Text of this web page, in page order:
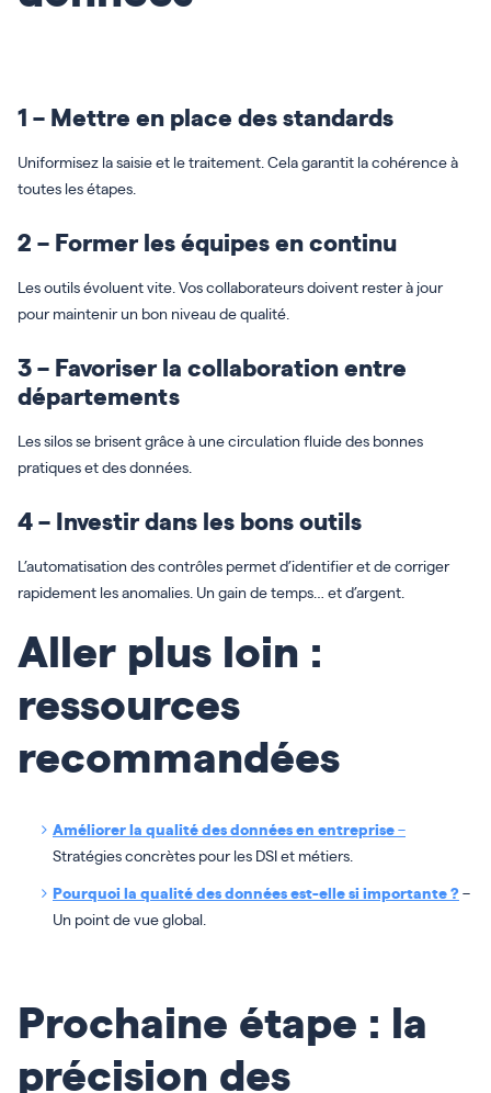
1 – Mettre en place des standards
Uniformisez la saisie et le traitement. Cela garantit la cohérence à
toutes les étapes.
2 – Former les équipes en continu
Les outils évoluent vite. Vos collaborateurs doivent rester à jour
pour maintenir un bon niveau de qualité.
3 – Favoriser la collaboration entre
départements
Les silos se brisent grâce à une circulation fluide des bonnes
pratiques et des données.
4 – Investir dans les bons outils
L’automatisation des contrôles permet d’identifier et de corriger
rapidement les anomalies. Un gain de temps… et d’argent.
Aller plus loin :
ressources
recommandées
Améliorer la qualité des données en entreprise–
Stratégies concrètes pour les DSI et métiers.
Pourquoi la qualité des données est-elle si importante ?–
Un point de vue global.
Prochaine étape : la
précision des